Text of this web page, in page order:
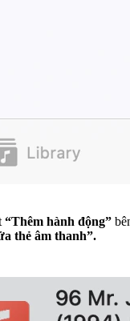
“Thêm hành động”
thẻ âm thanh”.